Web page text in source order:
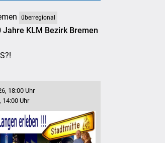
überregional
Jahre KLM Bezirk Bremen
18:00 Uhr
14:00 Uhr